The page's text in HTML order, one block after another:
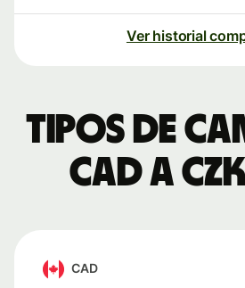
Ver historial
Tipos de
CAD a
CAD